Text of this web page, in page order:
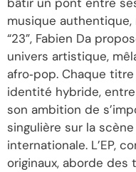
musique
“23”, Fabien Da
univers artistique,
afro‑pop. Chaque
identité hybride,
son ambition de
singulière sur la
internationale. L’EP,
originaux, aborde